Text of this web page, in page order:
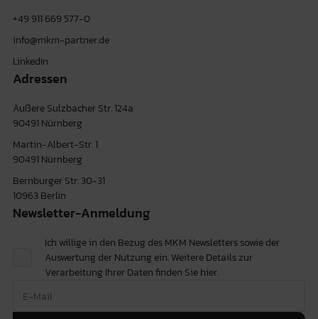
+49 911 669 577-0
info@mkm-partner.de
LinkedIn
Adressen
Äußere Sulzbacher Str. 124a
90491 Nürnberg
Martin-Albert-Str. 1
90491 Nürnberg
Bernburger Str. 30-31
10963 Berlin
Newsletter-Anmeldung
Ich willige in den Bezug des MKM Newsletters sowie der
Auswertung der Nutzung ein. Weitere Details zur
Verarbeitung Ihrer Daten finden Siehier.